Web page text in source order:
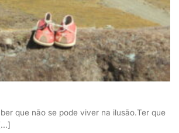
que não se pode viver na ilusão.Ter que